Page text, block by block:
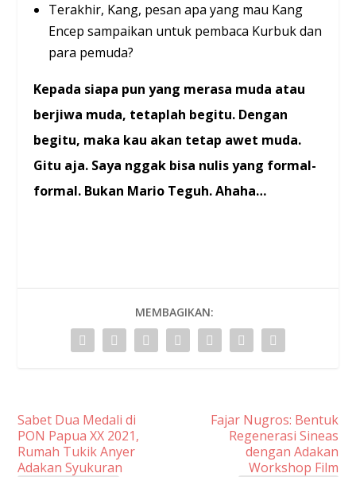
Terakhir, Kang, pesan apa yang mau Kang
Encep sampaikan untuk pembaca Kurbuk dan
para pemuda?
Kepada siapa pun yang merasa muda atau
berjiwa muda, tetaplah begitu. Dengan
begitu, maka kau akan tetap awet muda.
Gitu aja. Saya nggak bisa nulis yang formal-
formal. Bukan Mario Teguh. Ahaha…
MEMBAGIKAN:
Sabet Dua Medali di
PON Papua XX 2021,
Rumah Tukik Anyer
Adakan Syukuran
Fajar Nugros: Bentuk
Regenerasi Sineas
dengan Adakan
Workshop Film